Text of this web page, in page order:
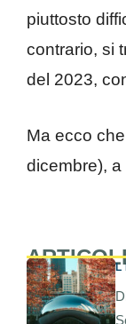
piuttosto
contrario, si
del 2023,
Ma ecco
dicembre), a